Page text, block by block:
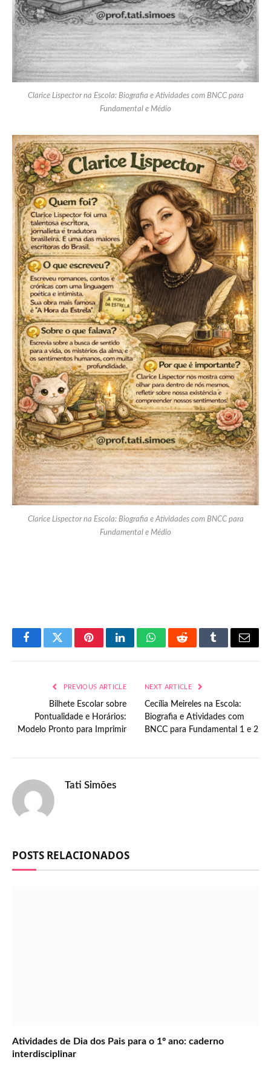
Clarice Lispector na Escola: Biografia e Atividades com BNCC para
Fundamental e Médio
Clarice Lispector na Escola: Biografia e Atividades com BNCC para
Fundamental e Médio
FacebookTwitterPinterestLinkedInWhatsAppRedditTumblrEmail
PREVIOUS ARTICLE
Bilhete Escolar sobre
Pontualidade e Horários:
Modelo Pronto para Imprimir
NEXT ARTICLE
Cecília Meireles na Escola:
Biografia e Atividades com
BNCC para Fundamental 1 e 2
Tati Simões
POSTS RELACIONADOS
Atividades de Dia dos Pais para o 1º ano: caderno
interdisciplinar